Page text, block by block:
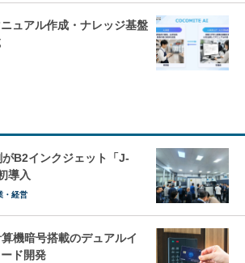
ュアル作成・ナレッジ基盤
B2インクジェット「J-
導入
・経営
機暗号搭載のデュアルイ
ド開発